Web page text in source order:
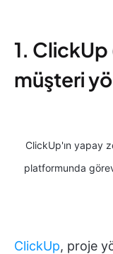
1. ClickUp
müşteri
ClickUp'ın yapay
platformunda
ClickUp, proje